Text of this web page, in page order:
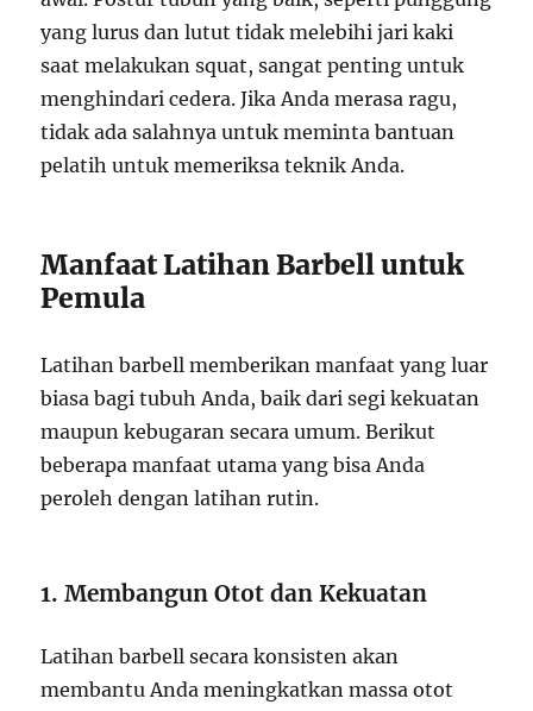
yang lurus dan lutut tidak melebihi jari kaki
saat melakukan squat, sangat penting untuk
menghindari cedera. Jika Anda merasa ragu,
tidak ada salahnya untuk meminta bantuan
pelatih untuk memeriksa teknik Anda.
Manfaat Latihan Barbell untuk
Pemula
Latihan barbell memberikan manfaat yang luar
biasa bagi tubuh Anda, baik dari segi kekuatan
maupun kebugaran secara umum. Berikut
beberapa manfaat utama yang bisa Anda
peroleh dengan latihan rutin.
1. Membangun Otot dan Kekuatan
Latihan barbell secara konsisten akan
membantu Anda meningkatkan massa otot